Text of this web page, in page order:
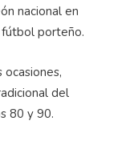
nacional en
porteño.
ocasiones,
del
80 y 90.